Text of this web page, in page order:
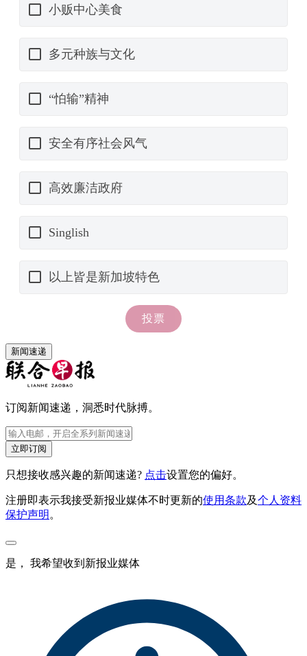
新闻速递
订阅新闻速递，洞悉时代脉搏。
立即订阅
只想接收感兴趣的新闻速递? 点击设置您的偏好。
注册即表示我接受新报业媒体不时更新的使用条款及个人资料
保护声明 。
是， 我希望收到新报业媒体